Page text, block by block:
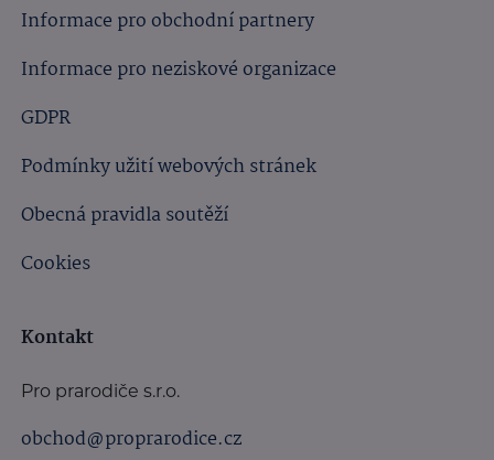
Informace pro obchodní partnery
Informace pro neziskové organizace
GDPR
Podmínky užití webových stránek
Obecná pravidla soutěží
Cookies
Kontakt
Pro prarodiče s.r.o.
obchod@proprarodice.cz